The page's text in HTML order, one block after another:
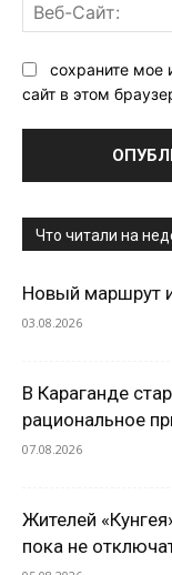
сохраните мое
сайт в этом
Что читали на
Новый маршрут
03.08.2026
В Караганде
рациональное
07.08.2026
Жителей
пока не